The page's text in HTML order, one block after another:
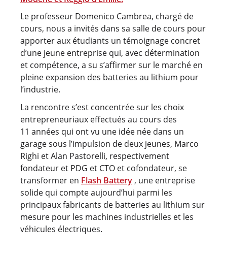
Le professeur Domenico Cambrea, chargé de
cours, nous a invités dans sa salle de cours pour
apporter aux étudiants un témoignage concret
d’une jeune entreprise qui, avec détermination
et compétence, a su s’affirmer sur le marché en
pleine expansion des batteries au lithium pour
l’industrie.
La rencontre s’est concentrée sur les choix
entrepreneuriaux effectués au cours des
11 années qui ont vu une idée née dans un
garage sous l’impulsion de deux jeunes, Marco
Righi et Alan Pastorelli, respectivement
fondateur et PDG et CTO et cofondateur, se
transformer en Flash Battery , une entreprise
solide qui compte aujourd’hui parmi les
principaux fabricants de batteries au lithium sur
mesure pour les machines industrielles et les
véhicules électriques.